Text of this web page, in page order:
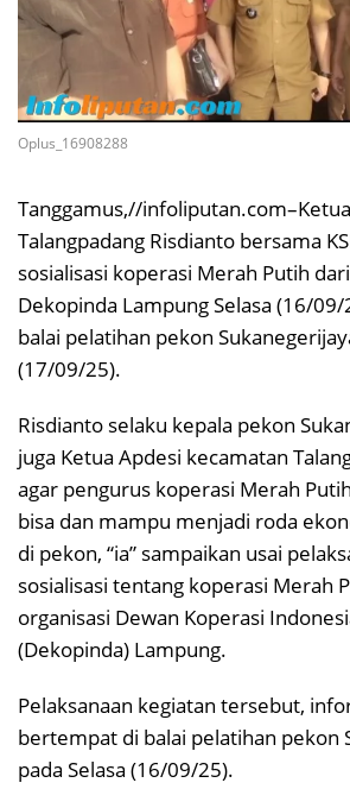
Oplus_16908288
Tanggamus,//
Talangpadang Risdianto bersama
sosialisasi koperasi Merah Putih
Dekopinda Lampung Selasa (16/
balai pelatihan pekon
(17/09/25).
Risdianto selaku kepala pekon
juga Ketua Apdesi kecamatan
agar pengurus koperasi Merah
bisa dan mampu menjadi roda
di pekon, “ia” sampaikan usai
sosialisasi tentang koperasi Merah
organisasi Dewan Koperasi
(Dekopinda) Lampung.
Pelaksanaan kegiatan tersebut,
bertempat di balai pelatihan pekon
pada Selasa (16/09/25).